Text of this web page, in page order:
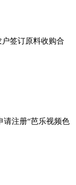
农户签订原料收购合
请注册“芭乐视频色